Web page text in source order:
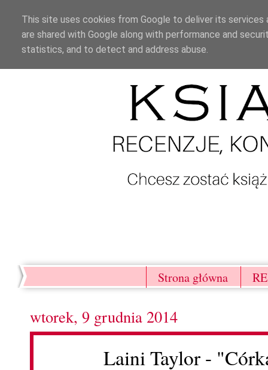
Strona główna
wtorek, 9 grudnia 2014
Laini Taylor -
This site uses cookies from Google to deliver its
are shared with Google along with performance and
statistics, and to detect and address abuse.